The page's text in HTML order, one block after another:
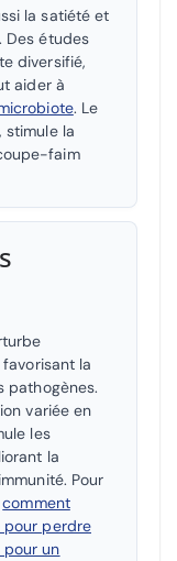
la satiété et
Des études
diversifié,
aider à
. Le
stimule la
faim
la
pathogènes.
variée en
les
la
Pour
comment
pour perdre
un